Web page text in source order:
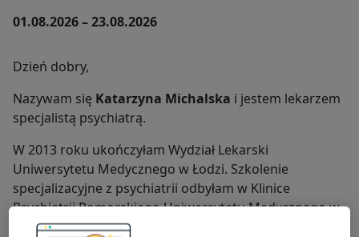
01.08.2026 – 23.08.2026
Dzień dobry,
Nazywam się Katarzyna Michalska i jestem lekarzem
specjalistą psychiatrą.
W 2013 roku ukończyłam Wydział Lekarski
Uniwersytetu Medycznego w Łodzi. Szkolenie
specjalizacyjne z psychiatrii odbyłam w Klinice
Psychiatrii Pomorskiego Uniwersytetu Medycznego w
Szczecinie(2014-2019).